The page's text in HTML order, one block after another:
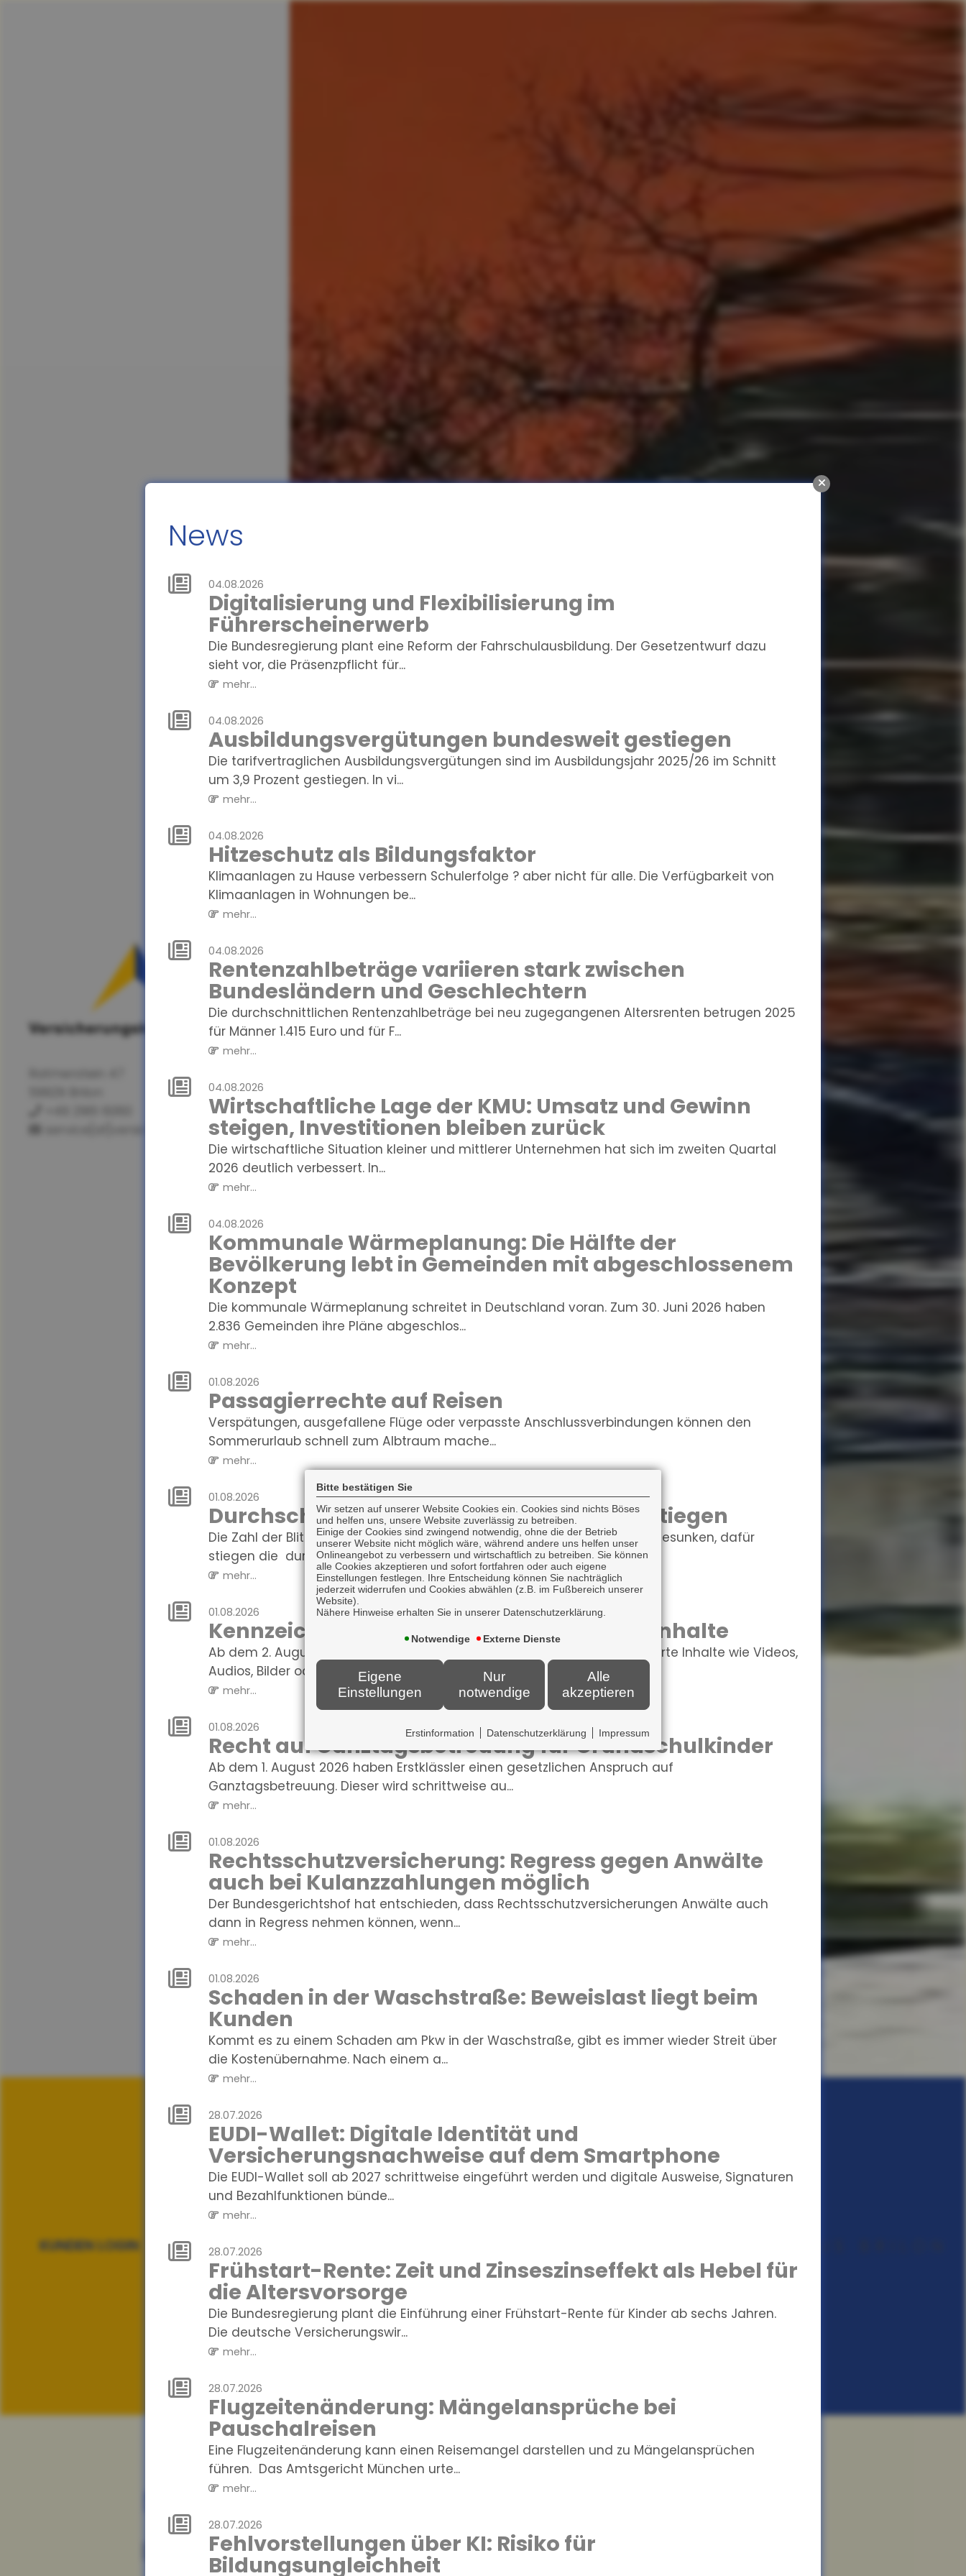
News
04.08.2026
Digitalisierung und Flexibilisierung im
Führerscheinerwerb
Die Bundesregierung plant eine Reform der Fahrschulausbildung. Der Gesetzentwurf dazu
sieht vor, die Präsenzpflicht für...
mehr...
04.08.2026
Ausbildungsvergütungen bundesweit gestiegen
Die tarifvertraglichen Ausbildungsvergütungen sind im Ausbildungsjahr 2025/26 im Schnitt
um 3,9 Prozent gestiegen. In vi...
mehr...
04.08.2026
Hitzeschutz als Bildungsfaktor
Klimaanlagen zu Hause verbessern Schulerfolge ? aber nicht für alle. Die Verfügbarkeit von
Klimaanlagen in Wohnungen be...
mehr...
04.08.2026
Rentenzahlbeträge variieren stark zwischen
Bundesländern und Geschlechtern
Die durchschnittlichen Rentenzahlbeträge bei neu zugegangenen Altersrenten betrugen 2025
für Männer 1.415 Euro und für F...
mehr...
04.08.2026
Wirtschaftliche Lage der KMU: Umsatz und Gewinn
steigen, Investitionen bleiben zurück
Die wirtschaftliche Situation kleiner und mittlerer Unternehmen hat sich im zweiten Quartal
2026 deutlich verbessert. In...
mehr...
04.08.2026
Kommunale Wärmeplanung: Die Hälfte der
Bevölkerung lebt in Gemeinden mit abgeschlossenem
Konzept
Die kommunale Wärmeplanung schreitet in Deutschland voran. Zum 30. Juni 2026 haben
2.836 Gemeinden ihre Pläne abgeschlos...
mehr...
01.08.2026
Passagierrechte auf Reisen
Verspätungen, ausgefallene Flüge oder verpasste Anschlussverbindungen können den
Sommerurlaub schnell zum Albtraum mache...
mehr...
01.08.2026
Durchschnittskosten für Blitzschäden gestiegen
Die Zahl der Blitz- und Überspannungsschäden in Deutschland ist zwar gesunken, dafür
stiegen die durchschnittlichen Sch...
mehr...
01.08.2026
Kennzeichnungspflicht für KI-generierte Inhalte
Ab dem 2. August 2026 müssen Unternehmen in Deutschland KI-generierte Inhalte wie Videos,
Audios, Bilder oder Texte als...
mehr...
01.08.2026
Recht auf Ganztagsbetreuung für Grundschulkinder
Ab dem 1. August 2026 haben Erstklässler einen gesetzlichen Anspruch auf
Ganztagsbetreuung. Dieser wird schrittweise au...
mehr...
01.08.2026
Rechtsschutzversicherung: Regress gegen Anwälte
auch bei Kulanzzahlungen möglich
Der Bundesgerichtshof hat entschieden, dass Rechtsschutzversicherungen Anwälte auch
dann in Regress nehmen können, wenn...
mehr...
01.08.2026
Schaden in der Waschstraße: Beweislast liegt beim
Kunden
Kommt es zu einem Schaden am Pkw in der Waschstraße, gibt es immer wieder Streit über
die Kostenübernahme. Nach einem a...
mehr...
28.07.2026
EUDI-Wallet: Digitale Identität und
Versicherungsnachweise auf dem Smartphone
Die EUDI-Wallet soll ab 2027 schrittweise eingeführt werden und digitale Ausweise, Signaturen
und Bezahlfunktionen bünde...
mehr...
28.07.2026
Frühstart-Rente: Zeit und Zinseszinseffekt als Hebel für
die Altersvorsorge
Die Bundesregierung plant die Einführung einer Frühstart-Rente für Kinder ab sechs Jahren.
Die deutsche Versicherungswir...
mehr...
28.07.2026
Flugzeitenänderung: Mängelansprüche bei
Pauschalreisen
Eine Flugzeitenänderung kann einen Reisemangel darstellen und zu Mängelansprüchen
führen. Das Amtsgericht München urte...
mehr...
28.07.2026
Fehlvorstellungen über KI: Risiko für
Bildungsungleichheit
Bitte bestätigen Sie
Wir setzen auf unserer Website Cookies ein. Cookies sind nichts Böses
und helfen uns, unsere Website zuverlässig zu betreiben.
Einige der Cookies sind zwingend notwendig, ohne die der Betrieb
unserer Website nicht möglich wäre, während andere uns helfen unser
Onlineangebot zu verbessern und wirtschaftlich zu betreiben. Sie können
alle Cookies akzeptieren und sofort fortfahren oder auch eigene
Einstellungen festlegen. Ihre Entscheidung können Sie nachträglich
jederzeit widerrufen und Cookies abwählen (z.B. im Fußbereich unserer
Website).
Nähere Hinweise erhalten Sie in unserer Datenschutzerklärung.
Notwendige Externe Dienste
Eigene
Einstellungen
Nur
notwendige
Alle
akzeptieren
Erstinformation Datenschutzerklärung Impressum
service[at]versicherungskanzlei.de
KUNDEN LOGIN
News
04.08.2026
Digitalisierung und Flexibilisierung im Führerscheinerwerb